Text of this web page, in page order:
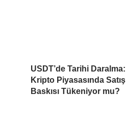
USDT’de Tarihi Daralma:
Kripto Piyasasında Satış
Baskısı Tükeniyor mu?